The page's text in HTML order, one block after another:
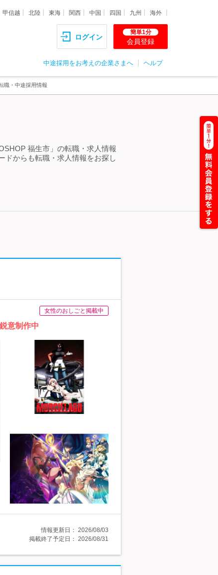
甲信越 北陸 東海 関西 中国 四国 九州 海外
ログイン
簡単1分
会員登録
中途採用をお考えの企業さまへ ヘルプ
職・中途採用情報
福生市」の転職・求人情報
ドからも転職・求人情報をお探し
女性のおしごと掲載中
意制作中
情報更新日： 2026/08/03
掲載終了予定日： 2026/08/31